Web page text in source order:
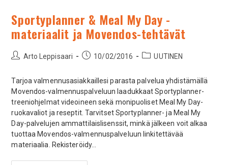
Sportyplanner & Meal My Day -
materiaalit ja Movendos-tehtävät
Arto Leppisaari 10/02/2016 UUTINEN
Tarjoa valmennusasiakkaillesi parasta palvelua yhdistämällä
Movendos-valmennuspalveluun laadukkaat Sportyplanner-
treeniohjelmat videoineen sekä monipuoliset Meal My Day-
ruokavaliot ja reseptit. Tarvitset Sportyplanner- ja Meal My
Day-palvelujen ammattilaislisenssit, minkä jälkeen voit alkaa
tuottaa Movendos-valmennuspalveluun linkitettävää
materiaalia. Rekisteröidy…